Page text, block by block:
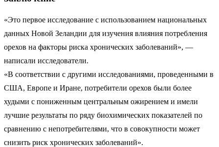
«Это первое исследование с использованием национальных
данных Новой Зеландии для изучения влияния потребления
орехов на факторы риска хронических заболеваний», —
написали исследователи.
«В соответствии с другими исследованиями, проведенными в
США, Европе и Иране, потребители орехов были более
худыми с пониженным центральным ожирением и имели
лучшие результаты по ряду биохимических показателей по
сравнению с непотребителями, что в совокупности может
снизить риск хронических заболеваний».